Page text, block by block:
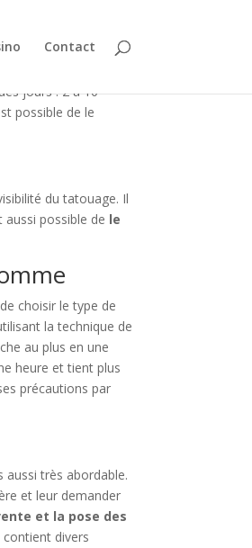
Contact
jours : 2 à 10
possible de le
du tatouage. Il
possible de le
choisir le type de
la technique de
au plus en une
heure et tient plus
précautions par
très abordable.
et leur demander
et la pose des
divers